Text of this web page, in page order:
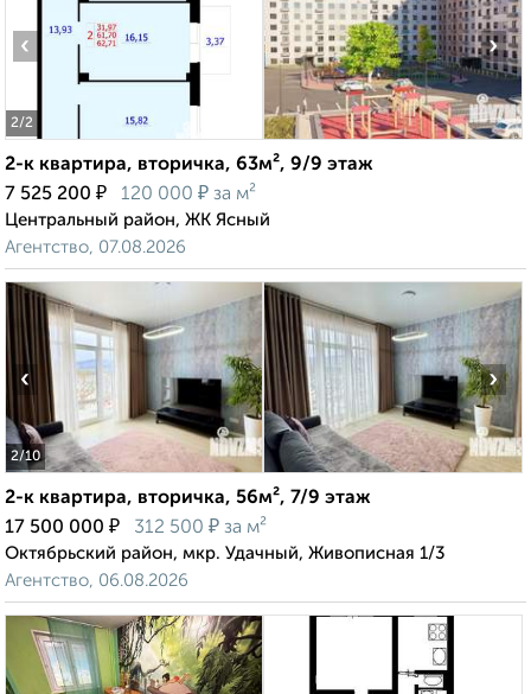
2/2
‹ ›
2-к квартира, вторичка, 63м², 9/9 этаж
7 525 200 ₽ 120 000 ₽ за м²
Центральный район, ЖК Ясный
Агентство, 07.08.2026
2/10
‹ ›
2-к квартира, вторичка, 56м², 7/9 этаж
17 500 000 ₽ 312 500 ₽ за м²
Октябрьский район, мкр. Удачный, Живописная 1/3
Агентство, 06.08.2026